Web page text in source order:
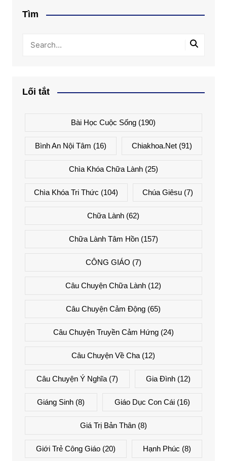
Tìm
Lối tắt
Bài Học Cuộc Sống (190)
Bình An Nội Tâm (16) Chiakhoa.net (91)
Chìa Khóa Chữa Lành(25)
Chìa Khóa Tri Thức (104) Chúa Giêsu(7)
Chữa Lành (62)
Chữa Lành Tâm Hồn(157)
CÔNG GIÁO (7)
Câu Chuyện Chữa Lành (12)
Câu Chuyện Cảm Động (65)
Câu Chuyện Truyền Cảm Hứng(24)
Câu Chuyện Về Cha (12)
Câu Chuyện Ý Nghĩa(7) Gia Đình (12)
Giáng Sinh (8) Giáo Dục Con Cái(16)
Giá Trị Bản Thân(8)
Giới Trẻ Công Giáo(20) Hạnh Phúc (8)